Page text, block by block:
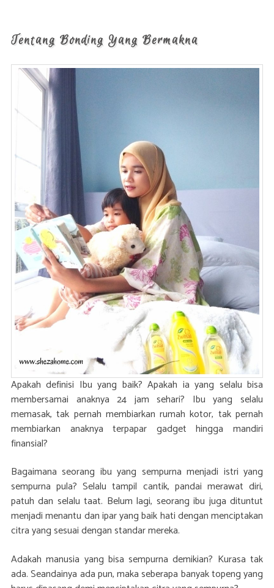
Tentang Bonding Yang Bermakna
Apakah definisi Ibu yang baik? Apakah ia yang selalu bisa
membersamai anaknya 24 jam sehari? Ibu yang selalu
memasak, tak pernah membiarkan rumah kotor, tak pernah
membiarkan anaknya terpapar gadget hingga mandiri
finansial?
Bagaimana seorang ibu yang sempurna menjadi istri yang
sempurna pula? Selalu tampil cantik, pandai merawat diri,
patuh dan selalu taat. Belum lagi, seorang ibu juga dituntut
menjadi menantu dan ipar yang baik hati dengan menciptakan
citra yang sesuai dengan standar mereka.
Adakah manusia yang bisa sempurna demikian? Kurasa tak
ada. Seandainya ada pun, maka seberapa banyak topeng yang